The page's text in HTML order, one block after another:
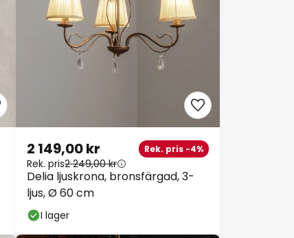
Delia ljuskrona, bronsfärgad, 3-
ljus, Ø 60 cm
2 149,00 kr Rek. pris -4%
Rek. pris2 249,00 kr
I lager